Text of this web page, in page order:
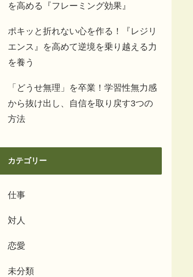
を高める『フレーミング効果』
ポキッと折れない心を作る！『レジリ
エンス』を高めて逆境を乗り越える力
を養う
「どうせ無理」を卒業！学習性無力感
から抜け出し、自信を取り戻す3つの
方法
カテゴリー
仕事
対人
恋愛
未分類